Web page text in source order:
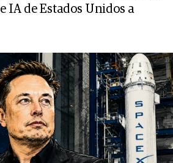
IA de Estados Unidos a